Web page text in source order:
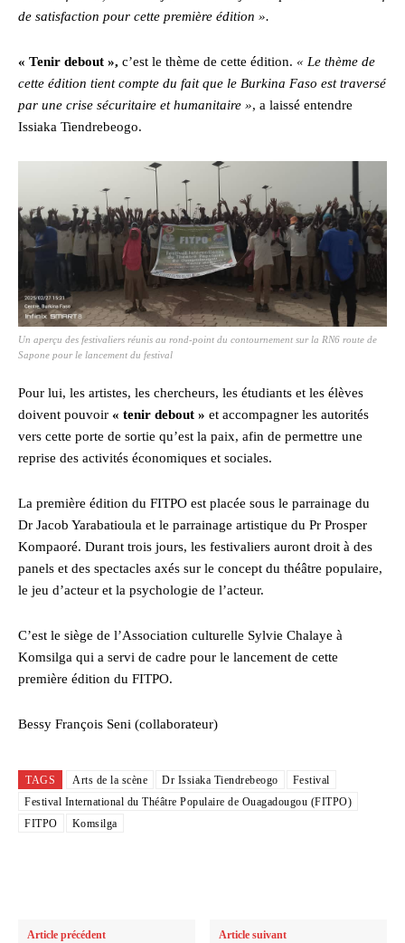
de satisfaction pour cette première édition ».
« Tenir debout », c’est le thème de cette édition. « Le thème de
cette édition tient compte du fait que le Burkina Faso est traversé
par une crise sécuritaire et humanitaire », a laissé entendre
Issiaka Tiendrebeogo.
Un aperçu des festivaliers réunis au rond-point du contournement sur la RN6 route de
Sapone pour le lancement du festival
Pour lui, les artistes, les chercheurs, les étudiants et les élèves
doivent pouvoir « tenir debout » et accompagner les autorités
vers cette porte de sortie qu’est la paix, afin de permettre une
reprise des activités économiques et sociales.
La première édition du FITPO est placée sous le parrainage du
Dr Jacob Yarabatioula et le parrainage artistique du Pr Prosper
Kompaoré. Durant trois jours, les festivaliers auront droit à des
panels et des spectacles axés sur le concept du théâtre populaire,
le jeu d’acteur et la psychologie de l’acteur.
C’est le siège de l’Association culturelle Sylvie Chalaye à
Komsilga qui a servi de cadre pour le lancement de cette
première édition du FITPO.
Bessy François Seni (collaborateur)
TAGS Arts de la scène Dr Issiaka Tiendrebeogo
Festival
Festival International du Théâtre Populaire de Ouagadougou (FITPO)
FITPO
Komsilga
Article précédent Article suivant